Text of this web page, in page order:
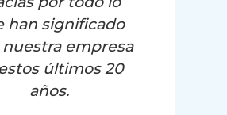
han significado
nuestra empresa
últimos 20
años.